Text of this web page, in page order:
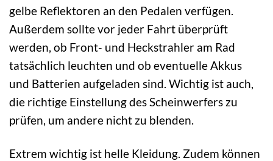
gelbe Reflektoren an den Pedalen verfügen.
Außerdem sollte vor jeder Fahrt überprüft
werden, ob Front- und Heckstrahler am Rad
tatsächlich leuchten und ob eventuelle Akkus
und Batterien aufgeladen sind. Wichtig ist auch,
die richtige Einstellung des Scheinwerfers zu
prüfen, um andere nicht zu blenden.
Extrem wichtig ist helle Kleidung. Zudem können